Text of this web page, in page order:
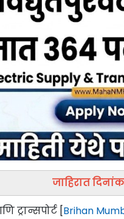
जाहिरात
ट्रान्सपोर्ट [Brihan